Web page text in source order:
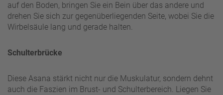
auf den Boden, bringen Sie ein Bein über das andere und
drehen Sie sich zur gegenüberliegenden Seite, wobei Sie die
Wirbelsäule lang und gerade halten.
Schulterbrücke
Diese Asana stärkt nicht nur die Muskulatur, sondern dehnt
auch die Faszien im Brust- und Schulterbereich. Liegen Sie